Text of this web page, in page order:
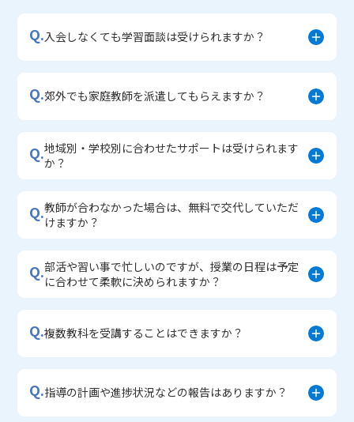
・学習習慣定着コース
Q.入会しなくても学習面談は受けられますか？
Q.郊外でも家庭教師を派遣してもらえますか？
Q.地域別・学校別に合わせたサポートは受けられます
か？
Q.教師が合わなかった場合は、無料で交代していただ
けますか？
Q.部活や習い事で忙しいのですが、授業の日程は予定
に合わせて柔軟に決められますか？
Q.複数教科を受講することはできますか？
Q.指導の計画や進捗状況などの報告はありますか？